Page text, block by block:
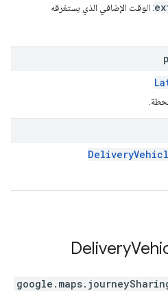
: الوقت الإضافي الذي يستغرقه
Delivery